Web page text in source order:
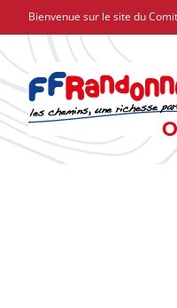
Passer
contenu
Bienvenue sur le site du